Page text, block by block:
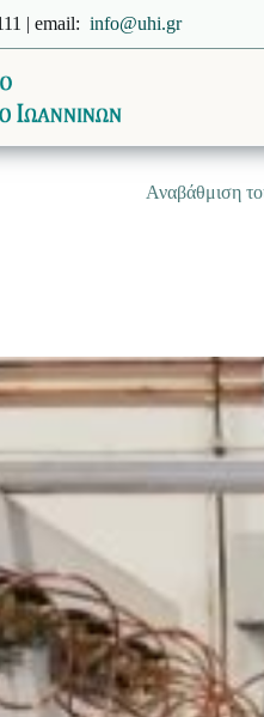
| email: info@uhi.gr
Αναβάθμιση